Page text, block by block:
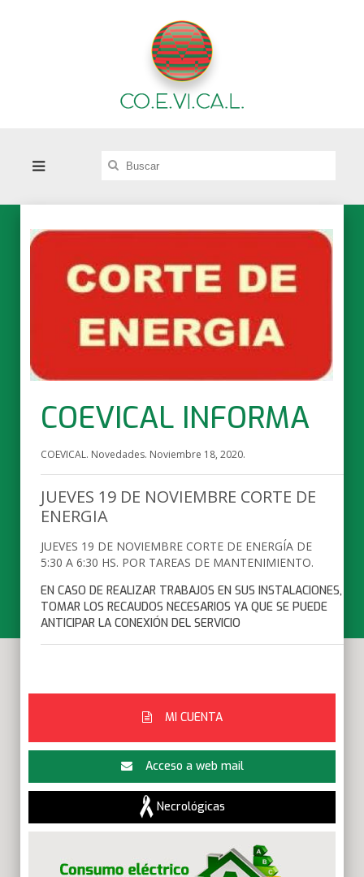
COEVICAL INFORMA
COEVICAL. Novedades. Noviembre 18, 2020.
JUEVES 19 DE NOVIEMBRE CORTE DE
ENERGIA
JUEVES 19 DE NOVIEMBRE CORTE DE ENERGÍA DE
5:30 A 6:30 HS. POR TAREAS DE MANTENIMIENTO.
EN CASO DE REALIZAR TRABAJOS EN SUS INSTALACIONES,
TOMAR LOS RECAUDOS NECESARIOS YA QUE SE PUEDE
ANTICIPAR LA CONEXIÓN DEL SERVICIO
MI CUENTA
Acceso a web mail
Necrológicas